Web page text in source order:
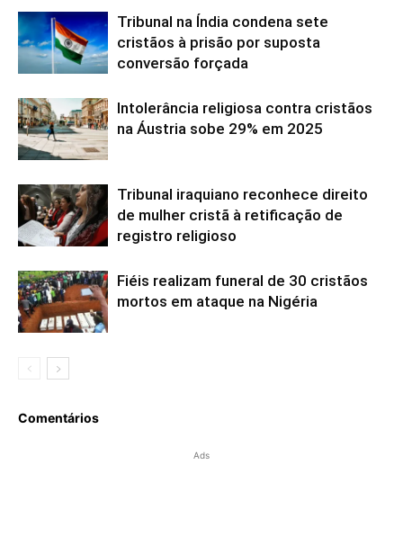
Tribunal na Índia condena sete
cristãos à prisão por suposta
conversão forçada
Intolerância religiosa contra cristãos
na Áustria sobe 29% em 2025
Tribunal iraquiano reconhece direito
de mulher cristã à retificação de
registro religioso
Fiéis realizam funeral de 30 cristãos
mortos em ataque na Nigéria
Comentários
Ads